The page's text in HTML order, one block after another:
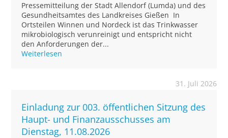
Pressemitteilung der Stadt Allendorf (Lumda) und des
Gesundheitsamtes des Landkreises Gießen In
Ortsteilen Winnen und Nordeck ist das Trinkwasser
mikrobiologisch verunreinigt und entspricht nicht
den Anforderungen der...
Weiterlesen
31. Juli 2026
Einladung zur 003. öffentlichen Sitzung des
Haupt- und Finanzausschusses am
Dienstag, 11.08.2026